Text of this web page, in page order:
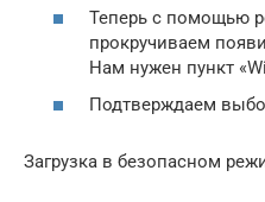
Теперь с помощью
прокручиваем
Нам нужен пункт
Подтверждаем
Загрузка в безопасном